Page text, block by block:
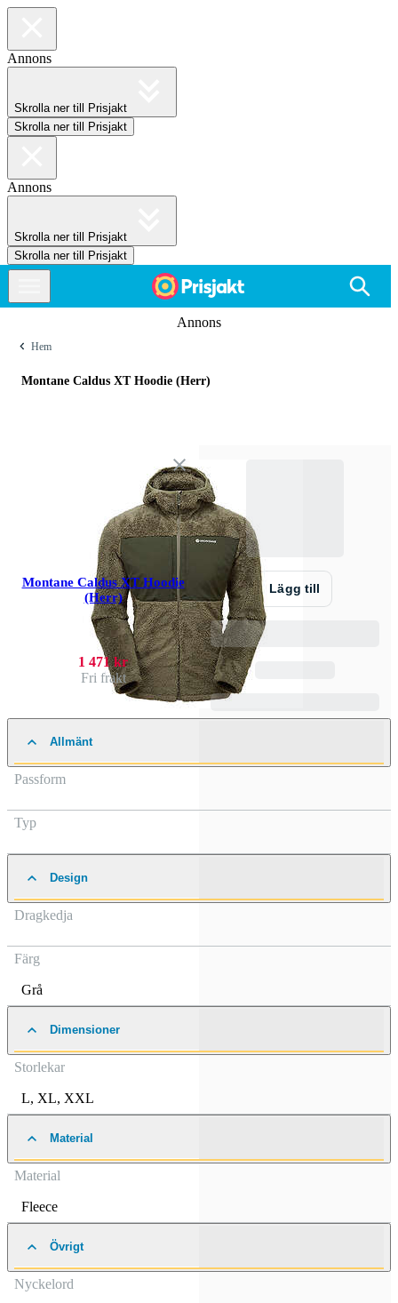
Annons
Skrolla ner till Prisjakt
Skrolla ner till Prisjakt
Annons
Skrolla ner till Prisjakt
Skrolla ner till Prisjakt
Annons
Hem
Montane Caldus XT Hoodie (Herr)
Montane Caldus XT Hoodie
(Herr)
1 471 kr
Fri frakt
Lägg till
Allmänt
Passform
Typ
Design
Dragkedja
Färg
Grå
Dimensioner
Storlekar
L, XL, XXL
Material
Material
Fleece
Övrigt
Nyckelord